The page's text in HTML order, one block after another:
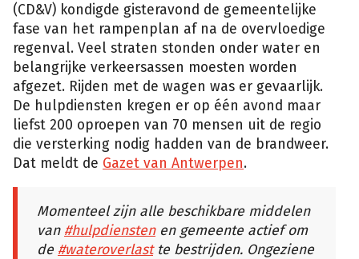
(CD&V) kondigde gisteravond de gemeentelijke
fase van het rampenplan af na de overvloedige
regenval. Veel straten stonden onder water en
belangrijke verkeersassen moesten worden
afgezet. Rijden met de wagen was er gevaarlijk.
De hulpdiensten kregen er op één avond maar
liefst 200 oproepen van 70 mensen uit de regio
die versterking nodig hadden van de brandweer.
Dat meldt de Gazet van Antwerpen.
Momenteel zijn alle beschikbare middelen
van #hulpdienstenen gemeente actief om
de #wateroverlastte bestrijden. Ongeziene